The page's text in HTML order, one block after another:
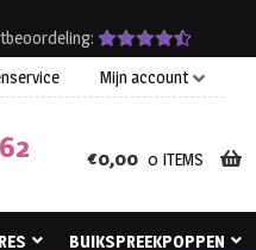
Mijn account
€0,00 0 ITEMS
BUIKSPREEKPOPPEN